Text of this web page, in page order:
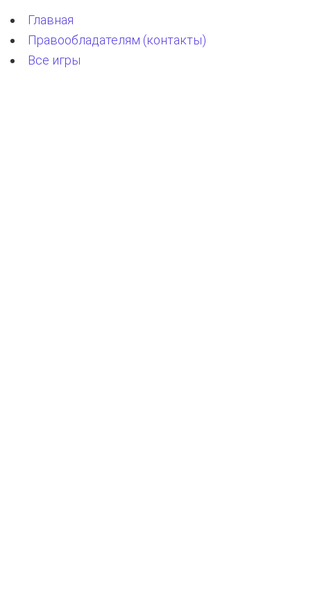
Главная
Правообладателям (контакты)
Все игры